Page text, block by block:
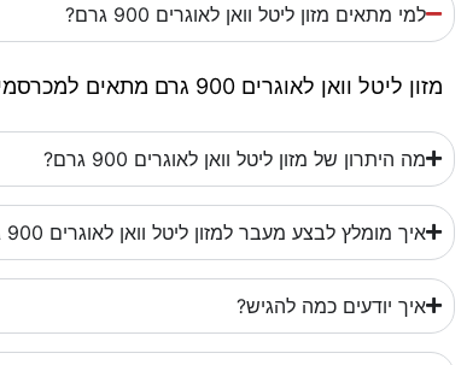
למי מתאים מזון ליטל וואן לאוגרים 900 גרם?
מזון ליטל וואן לאוגרים 900 גרם מתאים למכרסמים וחיות מחמד קטנות כחלק משגרת תזונה יומיומית. חשוב להתאים אותו לגיל, גודל ורמת הפעילות.
מה היתרון של מזון ליטל וואן לאוגרים 900 גרם?
איך מומלץ לבצע מעבר למזון ליטל וואן לאוגרים 900 גרם?
איך יודעים כמה להגיש?